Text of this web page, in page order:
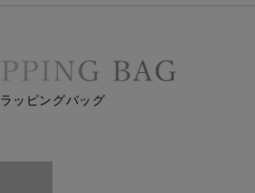
ラッピングバッグ